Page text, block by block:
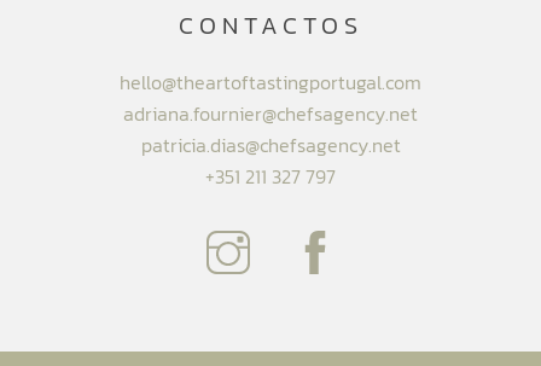
CONTACTOS
hello@theartoftastingportugal.com
adriana.fournier@chefsagency.net
patricia.dias@chefsagency.net
+351 211 327 797